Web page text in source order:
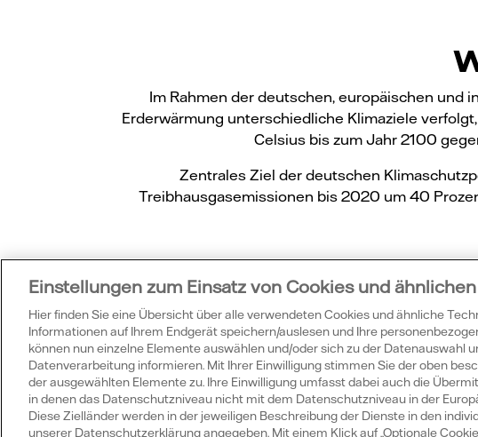
Im Rahmen der deutschen, europäischen und
Erderwärmung unterschiedliche Klimaziele
Celsius bis zum Jahr 2100
Zentrales Ziel der deutschen
Treibhausgasemissionen bis 2020 um 40
Einstellungen zum Einsatz von Cookies und
Hier finden Sie eine Übersicht über alle verwendeten Cookies und ähnliche
Informationen auf Ihrem Endgerät speichern/auslesen und Ihre
können nun einzelne Elemente auswählen und/oder sich zu der Datenauswahl
Datenverarbeitung informieren. Mit Ihrer Einwilligung stimmen Sie der oben
der ausgewählten Elemente zu. Ihre Einwilligung umfasst dabei auch die
in denen das Datenschutzniveau nicht mit dem Datenschutzniveau in der
Diese Zielländer werden in der jeweiligen Beschreibung der Dienste in den
unserer Datenschutzerklärung angegeben. Mit einem Klick auf „Optionale